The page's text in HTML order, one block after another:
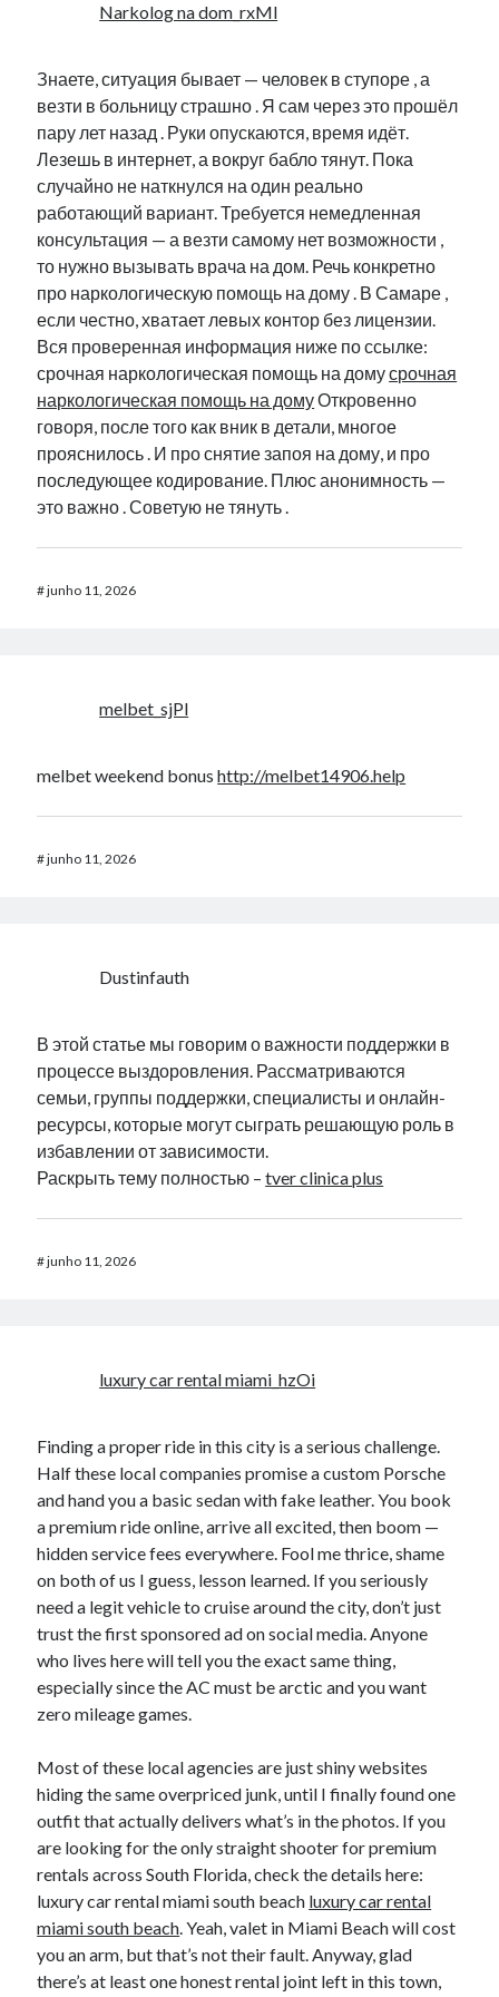
Narkolog na dom_rxMl
Знаете, ситуация бывает — человек в ступоре , а
везти в больницу страшно . Я сам через это прошёл
пару лет назад . Руки опускаются, время идёт.
Лезешь в интернет, а вокруг бабло тянут. Пока
случайно не наткнулся на один реально
работающий вариант. Требуется немедленная
консультация — а везти самому нет возможности ,
то нужно вызывать врача на дом. Речь конкретно
про наркологическую помощь на дому . В Самаре ,
если честно, хватает левых контор без лицензии.
Вся проверенная информация ниже по ссылке:
срочная наркологическая помощь на домусрочная
наркологическая помощь на домуОткровенно
говоря, после того как вник в детали, многое
прояснилось . И про снятие запоя на дому, и про
последующее кодирование. Плюс анонимность —
это важно . Советую не тянуть .
#junho 11, 2026
melbet_sjPl
melbet weekend bonushttp://melbet14906.help
#junho 11, 2026
Dustinfauth
В этой статье мы говорим о важности поддержки в
процессе выздоровления. Рассматриваются
семьи, группы поддержки, специалисты и онлайн-
ресурсы, которые могут сыграть решающую роль в
избавлении от зависимости.
Раскрыть тему полностью –tver clinica plus
#junho 11, 2026
luxury car rental miami_hzOi
Finding a proper ride in this city is a serious challenge.
Half these local companies promise a custom Porsche
and hand you a basic sedan with fake leather. You book
a premium ride online, arrive all excited, then boom —
hidden service fees everywhere. Fool me thrice, shame
on both of us I guess, lesson learned. If you seriously
need a legit vehicle to cruise around the city, don’t just
trust the first sponsored ad on social media. Anyone
who lives here will tell you the exact same thing,
especially since the AC must be arctic and you want
zero mileage games.
Most of these local agencies are just shiny websites
hiding the same overpriced junk, until I finally found one
outfit that actually delivers what’s in the photos. If you
are looking for the only straight shooter for premium
rentals across South Florida, check the details here:
luxury car rental miami south beach luxury car rental
miami south beach. Yeah, valet in Miami Beach will cost
you an arm, but that’s not their fault. Anyway, glad
there’s at least one honest rental joint left in this town,